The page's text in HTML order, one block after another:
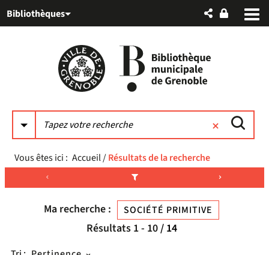
au
auBibliothèques
Vous êtes ici : Accueil/Résultats de la recherche
Ma recherche : SOCIÉTÉ PRIMITIVE
Résultats 1- 10/ 14